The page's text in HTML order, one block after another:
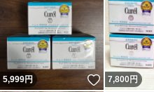
5,999円 いいね！
7,800 円